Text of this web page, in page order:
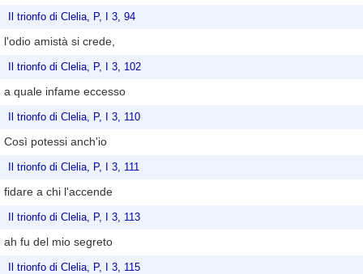
Il trionfo di Clelia, P, I 3, 94
l'odio amistà si crede,
Il trionfo di Clelia, P, I 3, 102
a quale infame eccesso
Il trionfo di Clelia, P, I 3, 110
Così potessi anch'io
Il trionfo di Clelia, P, I 3, 111
fidare a chi l'accende
Il trionfo di Clelia, P, I 3, 113
ah fu del mio segreto
Il trionfo di Clelia, P, I 3, 115